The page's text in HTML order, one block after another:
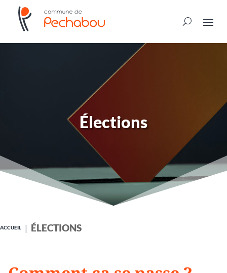
Élections
ACCUEIL ÉLECTIONS